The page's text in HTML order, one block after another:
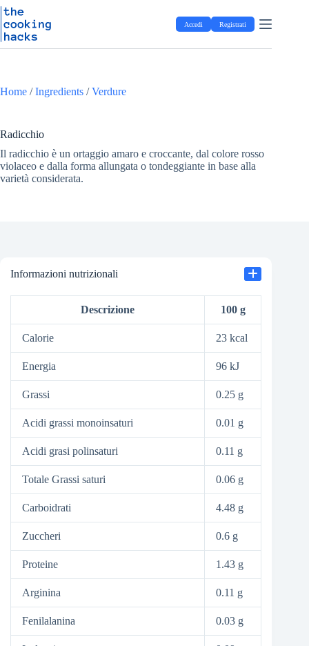
S
t
c
t
n
u
t
Salta
al
contenuto
Accedi Registrati
Home /Ingredients /Verdure
Radicchio
Il radicchio è un ortaggio amaro e croccante, dal colore rosso
violaceo e dalla forma allungata o tondeggiante in base alla
varietà considerata.
Informazioni nutrizionali
Descrizione 100 g
Calorie 23 kcal
Energia 96 kJ
Grassi 0.25 g
Acidi grassi monoinsaturi 0.01 g
Acidi grasi polinsaturi 0.11 g
Totale Grassi saturi 0.06 g
Carboidrati 4.48 g
Zuccheri 0.6 g
Proteine 1.43 g
Arginina 0.11 g
Fenilalanina 0.03 g